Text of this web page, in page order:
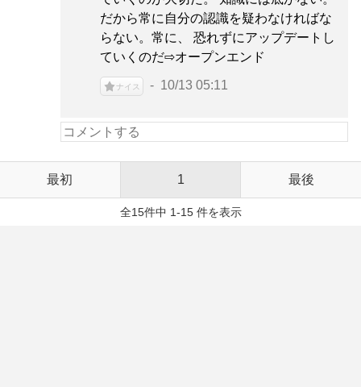
だから常に自分の認識を疑わなければな
らない。常に、 恐れずにアップデートし
ていくのだ⇨オープンエンド
ナイス 10/13 05:11
最初 1 最後
全15件中 1-15 件を表示